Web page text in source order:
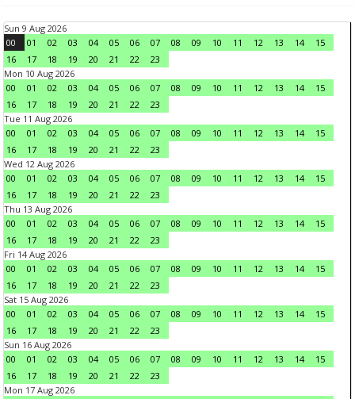
Sun 9 Aug 2026
00
01 02 03 04 05 06 07 08 09 10 11 12 13 14
15
16
17 18 19 20 21 22
23
Mon 10 Aug 2026
00
01 02 03 04 05 06 07 08 09 10 11 12 13 14
15
16
17 18 19 20 21 22
23
Tue 11 Aug 2026
00
01 02 03 04 05 06 07 08 09 10 11 12 13 14
15
16
17 18 19 20 21 22
23
Wed 12 Aug 2026
00
01 02 03 04 05 06 07 08 09 10 11 12 13 14
15
16
17 18 19 20 21 22
23
Thu 13 Aug 2026
00
01 02 03 04 05 06 07 08 09 10 11 12 13 14
15
16
17 18 19 20 21 22
23
Fri 14 Aug 2026
00
01 02 03 04 05 06 07 08 09 10 11 12 13 14
15
16
17 18 19 20 21 22
23
Sat 15 Aug 2026
00
01 02 03 04 05 06 07 08 09 10 11 12 13 14
15
16
17 18 19 20 21 22
23
Sun 16 Aug 2026
00
01 02 03 04 05 06 07 08 09 10 11 12 13 14
15
16
17 18 19 20 21 22
23
Mon 17 Aug 2026